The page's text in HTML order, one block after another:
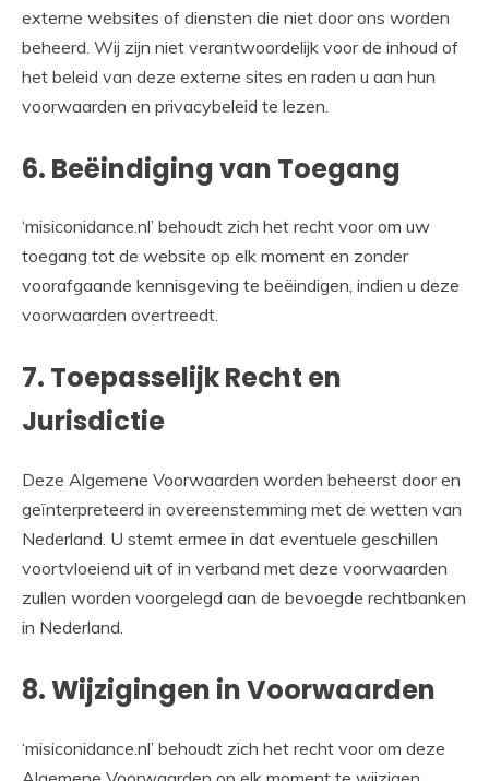
externe websites of diensten die niet door ons worden
beheerd. Wij zijn niet verantwoordelijk voor de inhoud of
het beleid van deze externe sites en raden u aan hun
voorwaarden en privacybeleid te lezen.
6. Beëindiging van Toegang
‘misiconidance.nl’ behoudt zich het recht voor om uw
toegang tot de website op elk moment en zonder
voorafgaande kennisgeving te beëindigen, indien u deze
voorwaarden overtreedt.
7. Toepasselijk Recht en
Jurisdictie
Deze Algemene Voorwaarden worden beheerst door en
geïnterpreteerd in overeenstemming met de wetten van
Nederland. U stemt ermee in dat eventuele geschillen
voortvloeiend uit of in verband met deze voorwaarden
zullen worden voorgelegd aan de bevoegde rechtbanken
in Nederland.
8. Wijzigingen in Voorwaarden
‘misiconidance.nl’ behoudt zich het recht voor om deze